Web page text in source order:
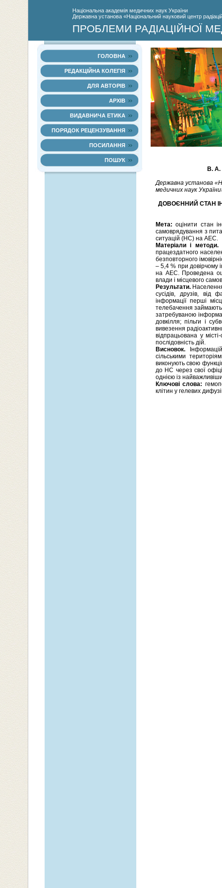
Нацiональна академiя медичних наук України
Державна установа «Національний науковий центр
ПРОБЛЕМИ РАДІАЦІЙНОЇ
ГОЛОВНА
РЕДАКЦІЙНА КОЛЕГІЯ
ДЛЯ АВТОРІВ
АРХІВ
ВИДАВНИЧА ЕТИКА
ПОРЯДОК РЕЦЕНЗУВАННЯ
ПОСИЛАННЯ
ПОШУК
В. А.
Державна установа
медичних наук
ДОВОЄННИЙ СТАН
Мета: оцінити стан
самоврядування з
ситуацій (НС) на АЕС.
Матеріали і методи.
працездатного
безповторного
– 5,4 % при довірчому
на АЕС. Проведена
влади і місцевого
Результати.
сусідів, друзів, від
інформації перші
телебачення
затребуваною
довкілля; пільги і
вивезення
відпрацьована у
послідовність дій.
Висновок.
сільськими
виконують свою
до НС через свої
однією із
Ключові слова:
клітин у гелевих